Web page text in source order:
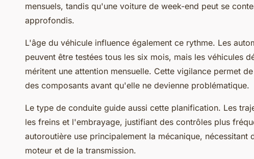
mensuels, tandis qu'une voiture de week-end peut se
approfondis.
L'âge du véhicule influence également ce rythme. Les
peuvent être testées tous les six mois, mais les véhicules
méritent une attention mensuelle. Cette vigilance permet
des composants avant qu'elle ne devienne problématique.
Le type de conduite guide aussi cette planification. Les
les freins et l'embrayage, justifiant des contrôles plus
autoroutière use principalement la mécanique,
moteur et de la transmission.